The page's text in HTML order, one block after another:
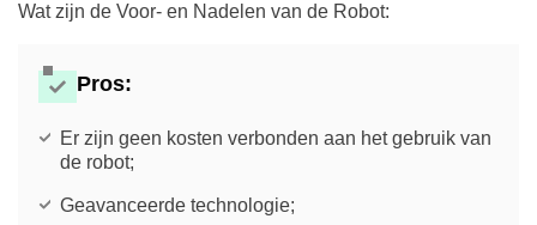
Wat zijn de Voor- en Nadelen van de Robot:
Pros:
Er zijn geen kosten verbonden aan het gebruik van
de robot;
Geavanceerde technologie;